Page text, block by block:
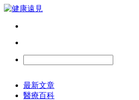
最新文章
醫療百科